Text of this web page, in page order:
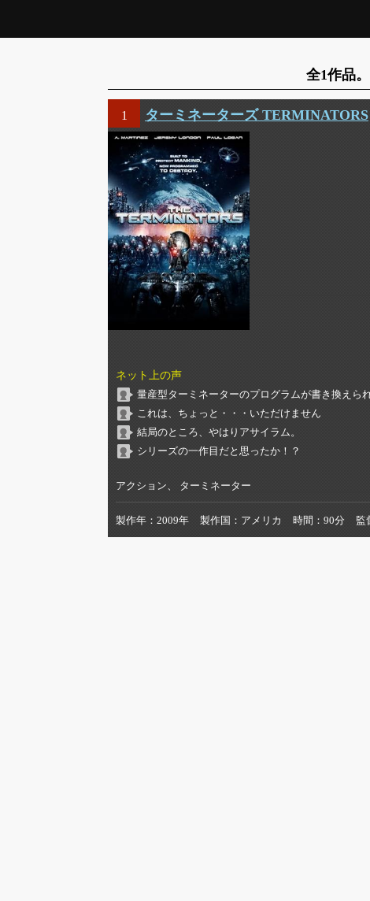
全1作品
1 ターミネーターズ TERMINATORS
ネット上の声
量産型ターミネーターのプログラムが書き換えら
これは、ちょっと・・・いただけません
結局のところ、やはりアサイラム。
シリーズの一作目だと思ったか！？
アクション、 ターミネーター
製作年 2009年 製作国 アメリカ 時間 90分 監